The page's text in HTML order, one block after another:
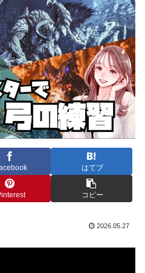
はてブ
コピー
2026.05.27